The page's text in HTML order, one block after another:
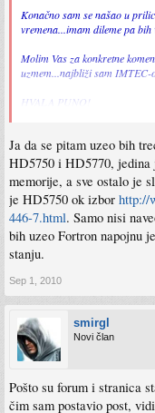
Konačno sam se našao u
vremena...imam dileme pa
Molim Vas za konkretne
uzmem...najbliži sam
HVALA PUNO!
Ja da se pitam uzeo bih
HD5750 i HD5770, jedina
memorije, a sve ostalo je
je HD5750 ok izbor http://
446-7.html. Samo nisi
bih uzeo Fortron napojnu
stanju.
Sep 1, 2010
smirgl
Novi član
Pošto su forum i stranica
čim sam postavio post,